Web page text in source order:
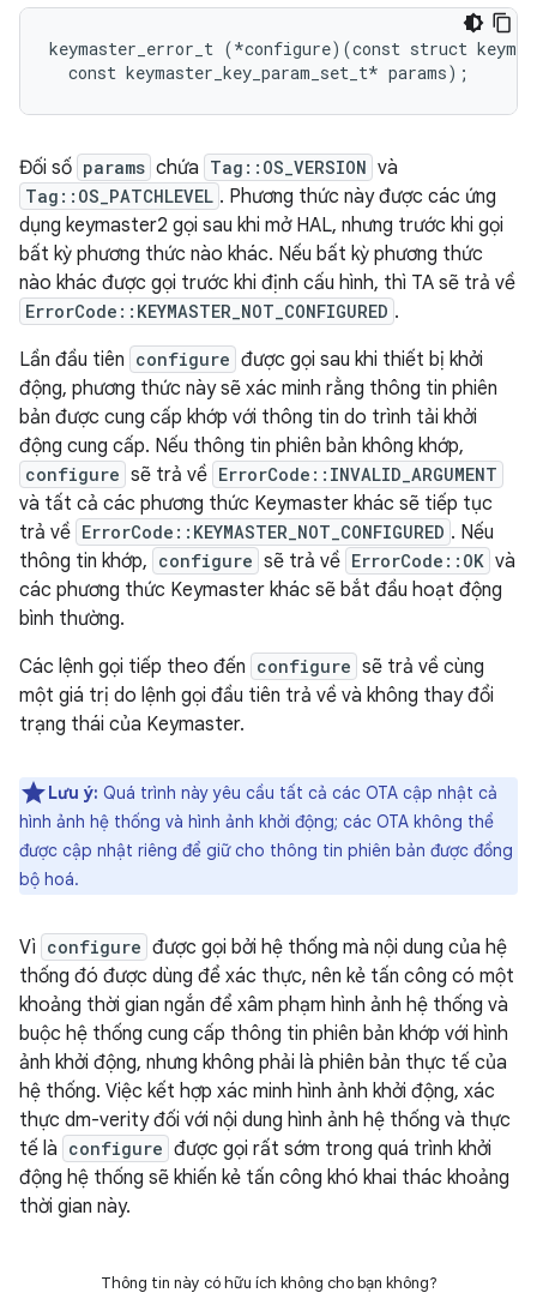
keymaster_error_t (*configure)(const struct
Đối số params chứa Tag::OS_VERSION và
Tag::OS_PATCHLEVEL . Phương thức này được các ứng
dụng keymaster2 gọi sau khi mở HAL, nhưng trước khi gọi
bất kỳ phương thức nào khác. Nếu bất kỳ phương thức
nào khác được gọi trước khi định cấu hình, thì TA sẽ trả về
ErrorCode::KEYMASTER_NOT_CONFIGURED .
Lần đầu tiên configure được gọi sau khi thiết bị khởi
động, phương thức này sẽ xác minh rằng thông tin phiên
bản được cung cấp khớp với thông tin do trình tải khởi
động cung cấp. Nếu thông tin phiên bản không khớp,
configure sẽ trả về ErrorCode::INVALID_ARGUMENT
và tất cả các phương thức Keymaster khác sẽ tiếp tục
trả về ErrorCode::KEYMASTER_NOT_CONFIGURED . Nếu
thông tin khớp, configure sẽ trả về ErrorCode::OK và
các phương thức Keymaster khác sẽ bắt đầu hoạt động
bình thường.
Các lệnh gọi tiếp theo đến configure sẽ trả về cùng
một giá trị do lệnh gọi đầu tiên trả về và không thay đổi
trạng thái của Keymaster.
Lưu ý: Quá trình này yêu cầu tất cả các OTA cập nhật cả
hình ảnh hệ thống và hình ảnh khởi động; các OTA không thể
được cập nhật riêng để giữ cho thông tin phiên bản được đồng
bộ hoá.
Vì configure được gọi bởi hệ thống mà nội dung của hệ
thống đó được dùng để xác thực, nên kẻ tấn công có một
khoảng thời gian ngắn để xâm phạm hình ảnh hệ thống và
buộc hệ thống cung cấp thông tin phiên bản khớp với hình
ảnh khởi động, nhưng không phải là phiên bản thực tế của
hệ thống. Việc kết hợp xác minh hình ảnh khởi động, xác
thực dm-verity đối với nội dung hình ảnh hệ thống và thực
tế là configure được gọi rất sớm trong quá trình khởi
động hệ thống sẽ khiến kẻ tấn công khó khai thác khoảng
thời gian này.
Thông tin này có hữu ích không cho bạn không?